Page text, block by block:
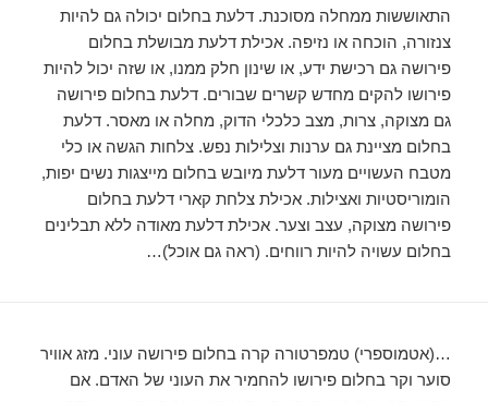
התאוששות ממחלה מסוכנת. דלעת בחלום יכולה גם להיות
צנזורה, הוכחה או נזיפה. אכילת דלעת מבושלת בחלום
פירושה גם רכישת ידע, או שינון חלק ממנו, או שזה יכול להיות
פירושו להקים מחדש קשרים שבורים. דלעת בחלום פירושה
גם מצוקה, צרות, מצב כלכלי הדוק, מחלה או מאסר. דלעת
בחלום מציינת גם ערנות וצלילות נפש. צלחות הגשה או כלי
מטבח העשויים מעור דלעת מיובש בחלום מייצגות נשים יפות,
הומוריסטיות ואצילות. אכילת צלחת קארי דלעת בחלום
פירושה מצוקה, עצב וצער. אכילת דלעת מאודה ללא תבלינים
בחלום עשויה להיות רווחים. (ראה גם אוכל)…
…(אטמוספרי) טמפרטורה קרה בחלום פירושה עוני. מזג אוויר
סוער וקר בחלום פירושו להחמיר את העוני של האדם. אם